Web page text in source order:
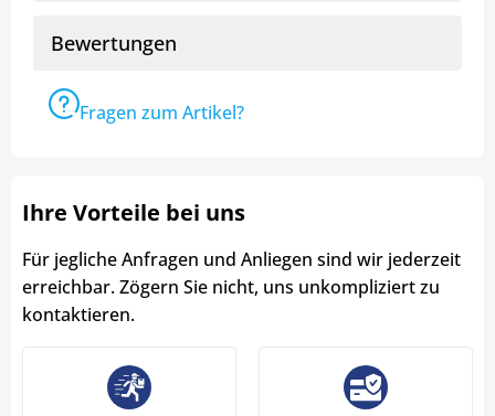
Bewertungen
Fragen zum Artikel?
Ihre Vorteile bei uns
Für jegliche Anfragen und Anliegen sind wir jederzeit
erreichbar. Zögern Sie nicht, uns unkompliziert zu
kontaktieren.